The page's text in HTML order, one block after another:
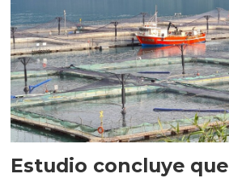
Estudio concluye que